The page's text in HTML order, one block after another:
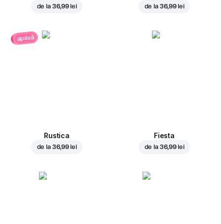
de la 36,99 lei de la 36,99 lei
apasă
Rustica
de la 36,99 lei
Fiesta
de la 36,99 lei